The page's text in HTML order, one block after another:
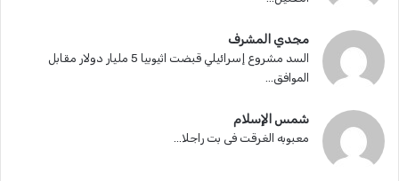
مجدي المشرف
السد مشروع إسرائيلي قبضت اثيوبيا 5 مليار دولار مقابل
الموافق...
شمس الإسلام
معبوبه الغرقت فى بت راجلا...